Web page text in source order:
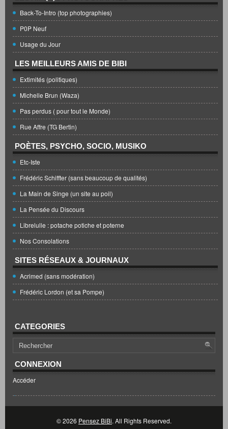
Back-To-Intro (top photographies)
P0P Neuf
Usage du Jour
LES MEILLEURS AMIS DE BIBI
Extimités (politiques)
Michelle Brun (Waza)
Pas perdus ( pour tout le Monde)
Rue Affre (TG Bertin)
POÈTES, PSYCHO, SOCIO, MUSIKO
Etc-Iste
Frédéric Schiffter (sans beaucoup de qualités)
La Main de Singe (un site au poil)
La Pensée du Discours
Librelulle : potache potiche et poterne
Nos Consolations
SITES RÉSEAUX & JOURNAUX
Acrimed (sans modération)
Frédéric Lordon (et sa Pompe)
CATEGORIES
CONNEXION
Accéder
© 2026 Pensez BiBi. All Rights Reserved.